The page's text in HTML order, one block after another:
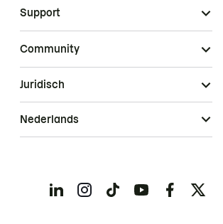
Support
Community
Juridisch
Nederlands